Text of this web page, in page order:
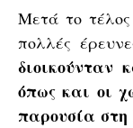
Μετά το τέλος
πολλές
διοικούνταν
όπως και οι
παρουσία στη